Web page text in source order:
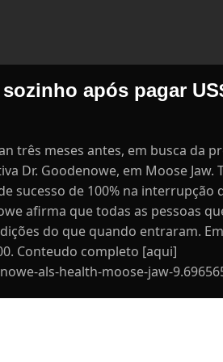
após pagar
três meses antes, em busca da
Dr. Goodenowe, em Moose
sucesso de 100% na interrupção
afirma que todas as pessoas
do que quando entraram.
Conteudo completo [aqui]
als-health-moose-jaw-